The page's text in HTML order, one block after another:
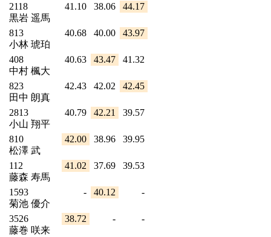
2118
黒岩 遥馬
41.10 38.06 44.17
813
小林 琥珀
40.68 40.00 43.97
408
中村 楓大
40.63 43.47 41.32
823
田中 朗真
42.43 42.02 42.45
2813
小山 翔平
40.79 42.21 39.57
810
松澤 武
42.00 38.96 39.95
112
藤森 寿馬
41.02 37.69 39.53
1593
菊池 優介
- 40.12 -
3526
藤巻 咲来
38.72 - -